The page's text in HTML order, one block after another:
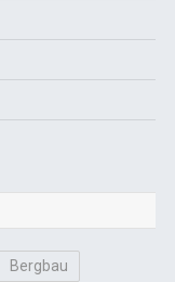
Bergbau